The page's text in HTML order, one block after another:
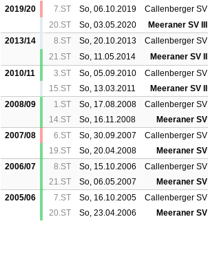
2019/20 7.ST So, 06.10.2019 Callenberger SV
20.ST So, 03.05.2020 Meeraner SV III
2013/14
8.ST So, 20.10.2013 Callenberger SV
21.ST
So, 11.05.2014 Meeraner SV II
2010/11
3.ST So, 05.09.2010 Callenberger SV
15.ST
So, 13.03.2011 Meeraner SV II
2008/09
1.ST So, 17.08.2008 Callenberger SV
14.ST
So, 16.11.2008 Meeraner SV
2007/08
6.ST So, 30.09.2007 Callenberger SV
19.ST
So, 20.04.2008 Meeraner SV
2006/07
8.ST So, 15.10.2006 Callenberger SV
21.ST
So, 06.05.2007 Meeraner SV
2005/06
7.ST So, 16.10.2005 Callenberger SV
20.ST
So, 23.04.2006 Meeraner SV